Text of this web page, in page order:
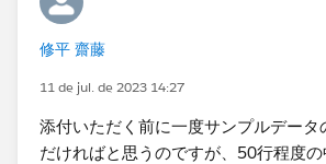
「どう配置したら見やすいか」という
目的で誰が見るのか（+見た人は何を
らなくて、見た後にどういった行動を
修平 齋藤
11 de jul. de 2023 14:27
添付いただく前に一度サンプルデータ
だければと思うのですが、50行程度